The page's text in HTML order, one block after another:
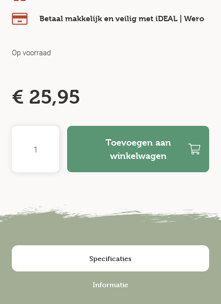
Betaal makkelijk en veilig met iDEAL | Wero
Op voorraad
€ 25,95
Toevoegen aan
winkelwagen
Specificaties
Informatie